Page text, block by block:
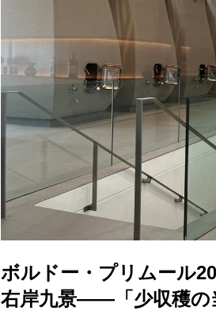
ボルドー・プリムール
右岸九景――「少収穫の